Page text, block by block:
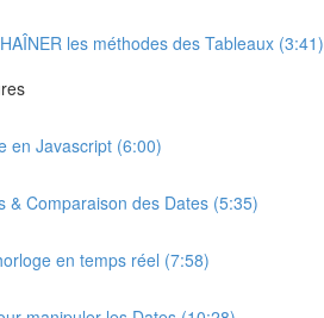
les méthodes des Tableaux (3:41)
en Javascript (6:00)
& Comparaison des Dates (5:35)
en temps réel (7:58)